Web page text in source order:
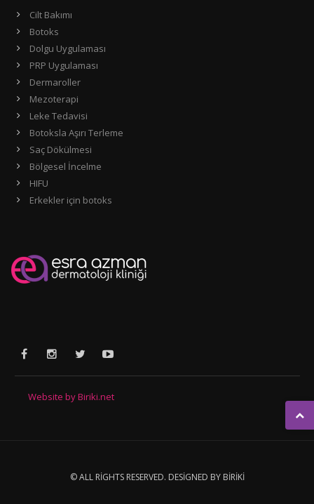
Cilt Bakımı
Botoks
Dolgu Uygulaması
PRP Uygulaması
Dermaroller
Mezoterapi
Leke Tedavisi
Botoksla Aşırı Terleme
Saç Dökülmesi
Bölgesel İncelme
HIFU
Erkekler için botoks
Website by Biriki.net
© ALL RIGHTS RESERVED. DESIGNED BY BIRIKI